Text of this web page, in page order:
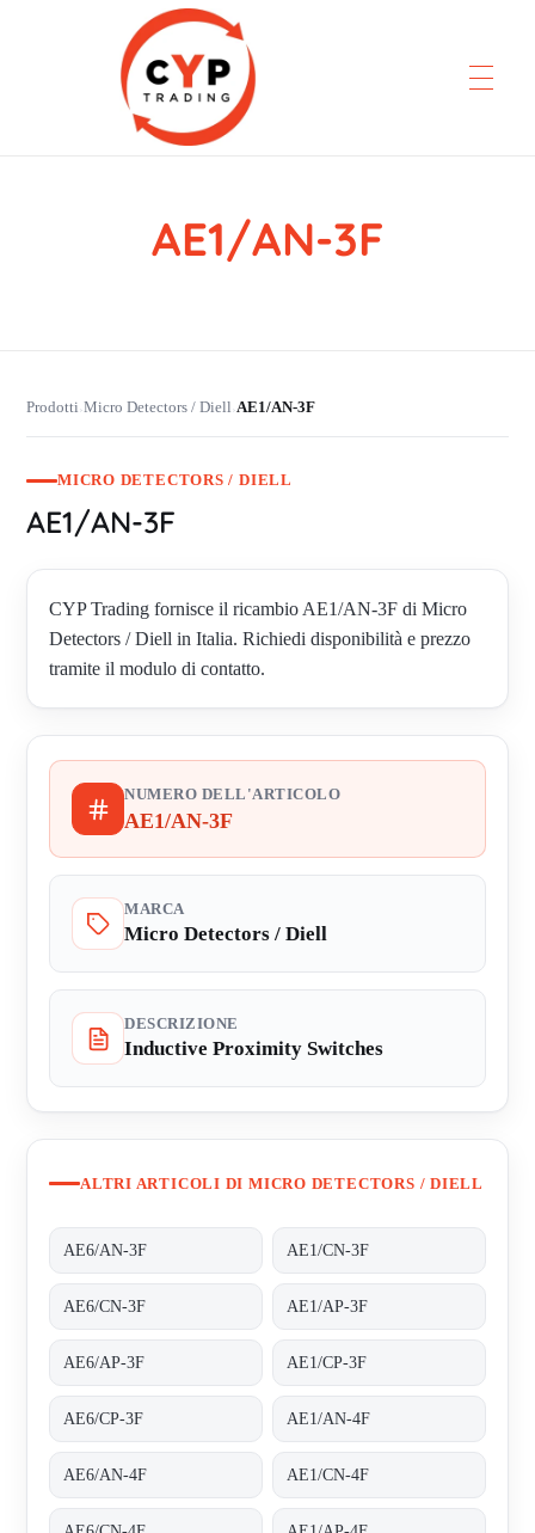
CYP Trading
AE1/AN-3F
Prodotti›Micro Detectors / Diell›AE1/AN-3F
MICRO DETECTORS / DIELL
AE1/AN-3F
CYP Trading fornisce il ricambio AE1/AN-3F di Micro
Detectors / Diell in Italia. Richiedi disponibilità e prezzo
tramite il modulo di contatto.
NUMERO DELL'ARTICOLO
AE1/AN-3F
MARCA
Micro Detectors / Diell
DESCRIZIONE
Inductive Proximity Switches
ALTRI ARTICOLI DI MICRO DETECTORS / DIELL
AE6/AN-3F AE1/CN-3F
AE6/CN-3F AE1/AP-3F
AE6/AP-3F AE1/CP-3F
AE6/CP-3F AE1/AN-4F
AE6/AN-4F AE1/CN-4F